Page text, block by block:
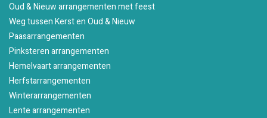
Oud & Nieuw arrangementen met feest
Weg tussen Kerst en Oud & Nieuw
Paasarrangementen
Pinksteren arrangementen
Hemelvaart arrangementen
Herfstarrangementen
Winterarrangementen
Lente arrangementen